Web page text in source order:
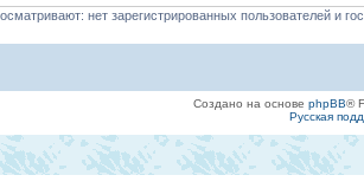
нет зарегистрированных пользователей и
Создано на основе phpBB®
Русская